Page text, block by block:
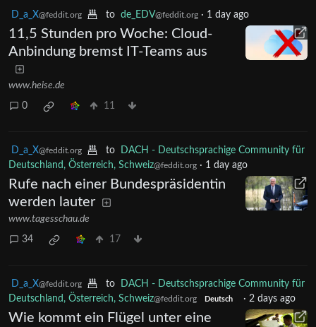
D_a_X@feddit.org to de_EDV@feddit.org · 1 day ago
11,5 Stunden pro Woche: Cloud-
Anbindung bremst IT-Teams aus
www.heise.de
0 11
D_a_X@feddit.org to
DACH - Deutschsprachige Community für
Deutschland, Österreich, Schweiz@feddit.org · 1 day ago
Rufe nach einer Bundespräsidentin
werden lauter
www.tagesschau.de
34 17
D_a_X@feddit.org to
DACH - Deutschsprachige Community für
Deutschland, Österreich, Schweiz@feddit.org Deutsch · 2 days ago
Wie kommt ein Flügel unter eine